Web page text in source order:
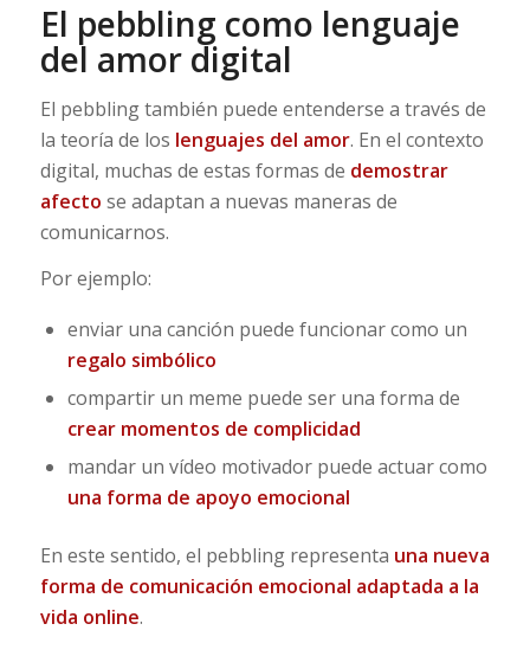
El pebbling como lenguaje
del amor digital
El pebbling también puede entenderse a través de
la teoría de los lenguajes del amor. En el contexto
digital, muchas de estas formas de demostrar
afecto se adaptan a nuevas maneras de
comunicarnos.
Por ejemplo:
enviar una canción puede funcionar como un
regalo simbólico
compartir un meme puede ser una forma de
crear momentos de complicidad
mandar un vídeo motivador puede actuar como
una forma de apoyo emocional
En este sentido, el pebbling representa una nueva
forma de comunicación emocional adaptada a la
vida online.